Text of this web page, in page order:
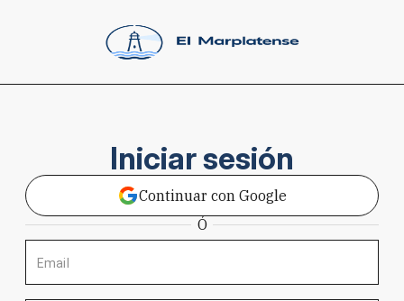
Iniciar sesión
Continuar con Google
Ó
Email